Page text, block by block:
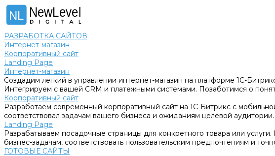
NewLevel
NL
РАЗРАБОТКА САЙТОВ
Интернет-магазин
Корпоративный сайт
Landing Page
Интернет-магазин
Создадим легкий в управлении интернет-магазин на платформе 1С-
Интегрируем с вашей CRM и платежными системами. Позаботимся о
Корпоративный сайт
Разработаем современный корпоративный сайт на 1С-Битрикс с
соответствовал задачам вашего бизнеса и ожиданиям целевой аудитории.
Landing Page
Разрабатываем посадочные страницы для конкретного товара или
бизнес-задачам, соответствовать пользовательским предпочтениям и
ГОТОВЫЕ САЙТЫ